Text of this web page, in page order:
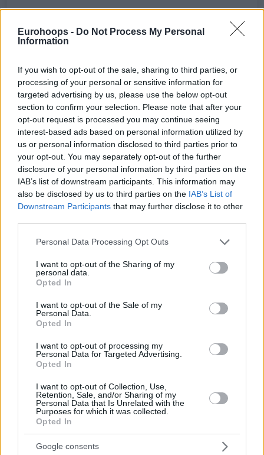
Eurohoops - Do Not Process My Personal
Information
If you wish to opt-out of the sale, sharing to third parties, or
processing of your personal or sensitive information for
targeted advertising by us, please use the below opt-out
section to confirm your selection. Please note that after your
opt-out request is processed you may continue seeing
interest-based ads based on personal information utilized by
us or personal information disclosed to third parties prior to
your opt-out. You may separately opt-out of the further
disclosure of your personal information by third parties on the
IAB’s list of downstream participants. This information may
also be disclosed by us to third parties on the IAB’s List of
Downstream Participants that may further disclose it to other
Please note that this website/app uses one or more Google
not limited to your visit or usage behaviour. You may click to
grant or deny consent to Google and its third-party tags to
use your data for below specified purposes in below Google
consent section.
Personal Data Processing Opt Outs
I want to opt-out of the Sharing of my
personal data.
Opted In
I want to opt-out of the Sale of my
Personal Data.
Opted In
I want to opt-out of processing my
Personal Data for Targeted Advertising.
Opted In
I want to opt-out of Collection, Use,
Retention, Sale, and/or Sharing of my
Personal Data that Is Unrelated with the
Purposes for which it was collected.
Opted In
Google consents
A post shared by Eurohoops Greece (@eurohoops_greece)